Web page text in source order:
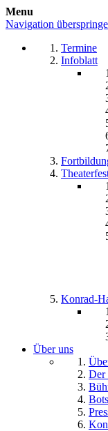
Menu
Navigation
Termine
Infoblatt
Konrad-
Über uns
Der